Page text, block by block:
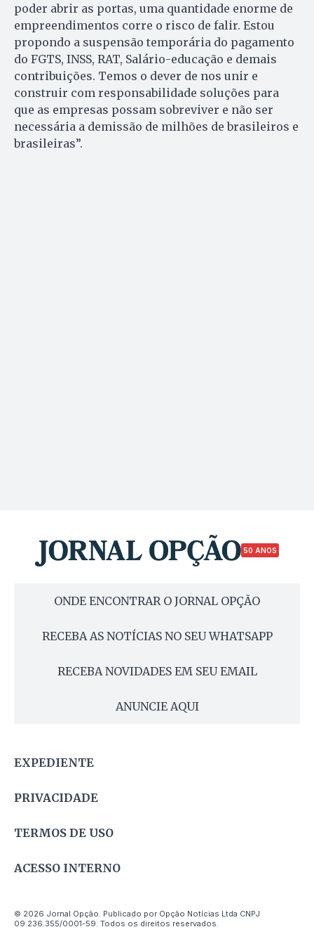
poder abrir as portas, uma quantidade enorme de
empreendimentos corre o risco de falir. Estou
propondo a suspensão temporária do pagamento
do FGTS, INSS, RAT, Salário-educação e demais
contribuições. Temos o dever de nos unir e
construir com responsabilidade soluções para
que as empresas possam sobreviver e não ser
necessária a demissão de milhões de brasileiros e
brasileiras”.
50 ANOS
ONDE ENCONTRAR O JORNAL OPÇÃO
RECEBA AS NOTÍCIAS NO SEU WHATSAPP
RECEBA NOVIDADES EM SEU EMAIL
ANUNCIE AQUI
EXPEDIENTE
PRIVACIDADE
TERMOS DE USO
ACESSO INTERNO
© 2026 Jornal Opção. Publicado por Opção Notícias Ltda CNPJ
09.236.355/0001-59. Todos os direitos reservados.